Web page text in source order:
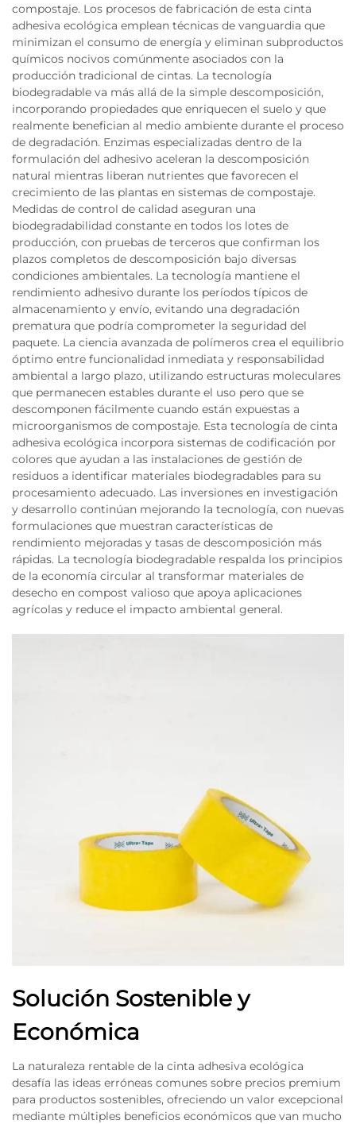
compostaje. Los procesos de fabricación de esta cinta
adhesiva ecológica emplean técnicas de vanguardia que
minimizan el consumo de energía y eliminan subproductos
químicos nocivos comúnmente asociados con la
producción tradicional de cintas. La tecnología
biodegradable va más allá de la simple descomposición,
incorporando propiedades que enriquecen el suelo y que
realmente benefician al medio ambiente durante el proceso
de degradación. Enzimas especializadas dentro de la
formulación del adhesivo aceleran la descomposición
natural mientras liberan nutrientes que favorecen el
crecimiento de las plantas en sistemas de compostaje.
Medidas de control de calidad aseguran una
biodegradabilidad constante en todos los lotes de
producción, con pruebas de terceros que confirman los
plazos completos de descomposición bajo diversas
condiciones ambientales. La tecnología mantiene el
rendimiento adhesivo durante los períodos típicos de
almacenamiento y envío, evitando una degradación
prematura que podría comprometer la seguridad del
paquete. La ciencia avanzada de polímeros crea el equilibrio
óptimo entre funcionalidad inmediata y responsabilidad
ambiental a largo plazo, utilizando estructuras moleculares
que permanecen estables durante el uso pero que se
descomponen fácilmente cuando están expuestas a
microorganismos de compostaje. Esta tecnología de cinta
adhesiva ecológica incorpora sistemas de codificación por
colores que ayudan a las instalaciones de gestión de
residuos a identificar materiales biodegradables para su
procesamiento adecuado. Las inversiones en investigación
y desarrollo continúan mejorando la tecnología, con nuevas
formulaciones que muestran características de
rendimiento mejoradas y tasas de descomposición más
rápidas. La tecnología biodegradable respalda los principios
de la economía circular al transformar materiales de
desecho en compost valioso que apoya aplicaciones
agrícolas y reduce el impacto ambiental general.
Solución Sostenible y
Económica
La naturaleza rentable de la cinta adhesiva ecológica
desafía las ideas erróneas comunes sobre precios premium
para productos sostenibles, ofreciendo un valor excepcional
mediante múltiples beneficios económicos que van mucho